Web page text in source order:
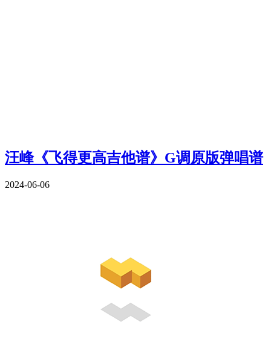
汪峰《飞得更高吉他谱》G调原版弹唱谱
2024-06-06